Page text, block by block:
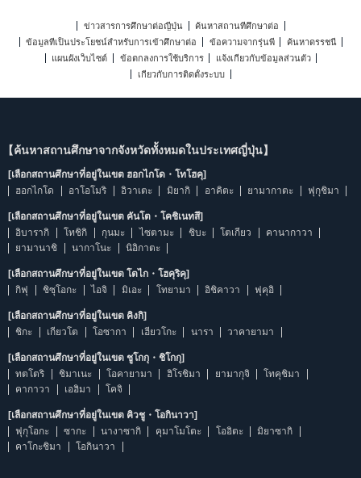
ข่าวสารการศึกษาต่อญี่ปุ่น
ค้นหาสถานที่ศึกษาต่อ
ข้อมูลที่เป็นประโยชน์สำหรับการเข้าศึกษาต่อ
ข้อความจากรุ่นพี่
ค้นหาดรรชนี
แผนผังเว็บไซต์
ข้อตกลงการใช้บริการ
แจ้งเกี่ยวกับข้อมูลส่วนตัว
เกี่ยวกับการติดตั้งระบบ
【ค้นหาสถานศึกษาจากจังหวัดทั้งหมดในประเทศญี่ปุ่น】
[เลือกสถานศึกษาที่อยู่ในเขต ฮอกไกโด・โทโฮคุ]
ฮอกไกโด
อาโอโมริ อิวาเตะ มิยากิ อาคิตะ ยามากาตะ ฟุกุชิมา
[เลือกสถานศึกษาที่อยู่ในเขต คันโต・โคชิเนทสึ]
อิบารากิ
โทชิกิ กุนมะ ไซตามะ ชิบะ โตเกียว
คานากาวา
ยามานาชิ
นากาโนะ นิอิกาตะ
[เลือกสถานศึกษาที่อยู่ในเขต โตไก・โฮคุริคุ]
กิฟุ
ชิซุโอกะ ไอจิ มิเอะ โทยามา อิชิคาวา ฟุคุอิ
[เลือกสถานศึกษาที่อยู่ในเขต คิงกิ]
ชิกะ
เกียวโต โอซากา เฮียวโกะ นารา วาคายามา
[เลือกสถานศึกษาที่อยู่ในเขต ชูโกกุ・ชิโกกุ]
ทตโตริ
ชิมาเนะ โอคายามา ฮิโรชิมา ยามากุจิ
โทคุชิมา
คากาวา
เอฮิมา โคจิ
[เลือกสถานศึกษาที่อยู่ในเขต คิวชู・โอกินาวา]
ฟุกุโอกะ
ซากะ นางาซากิ คุมาโมโตะ โออิตะ
มิยาซากิ
คาโกะชิมา
โอกินาวา